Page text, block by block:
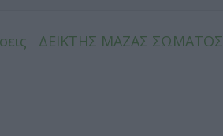
ΔΕΙΚΤΗΣ ΜΑΖΑΣ ΣΩΜΑΤΟΣ